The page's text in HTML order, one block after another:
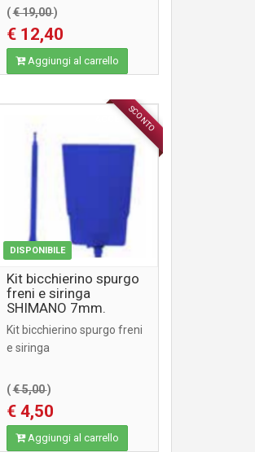
DOT o ...
(€ 19,00)
€ 12,40
Aggiungi al carrello
SCONTO
DISPONIBILE
ACCESSORI
Kit bicchierino spurgo
freni e siringa
SHIMANO 7mm.
Kit bicchierino spurgo freni
e siringa
(€ 5,00)
€ 4,50
Aggiungi al carrello